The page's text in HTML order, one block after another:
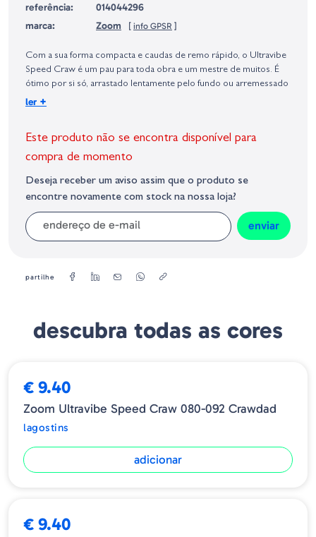
referência:
014044296
marca:
Zoom [ info GPSR ]
Europeia, dos produtos da marca, conforme requerido no Regulamento
Geral sobre a Segurança dos Produtos (GPSR):
Com a sua forma compacta e caudas de remo rápido, o Ultravibe
Speed Craw é um pau para toda obra e um mestre de muitos. É
ótimo por si só, arrastado lentamente pelo fundo ou arremessado
em uma capa pesada, mas você também pode fixá-lo na parte de
-Tamanho = 3½"
-Quantidade = 12 Uds/Blister
-Lagostim
ação
-Impregnado de sal
ler +
Este produto não se encontra disponível para
compra de momento
Deseja receber um aviso assim que o produto se
encontre novamente com stock na nossa loja?
enviar
partilhe
descubra todas as cores
€ 9.40
Zoom Ultravibe Speed Craw 080-092 Crawdad
lagostins
adicionar
€ 9.40